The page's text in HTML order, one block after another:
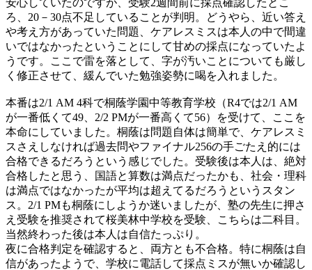
ろ、20－30点不足していることが判明。どうやら、近い答え
や考え方があっていた問題、ケアレスミスは本人の中で間違
いではなかったということにして甘めの採点になっていたよ
うです。ここで雷を落として、字が汚いことについても厳し
く修正させて、緩んでいた勉強姿勢に喝を入れました。
本番は2/1 AM 4科で桐蔭学園中等教育学校（R4では2/1 AM
が一番低くて49、2/2 PMが一番高くて56）を受けて、ここを
本命にしていました。桐蔭は問題自体は簡単で、ケアレスミ
スさえしなければ過去問やファイナル256の手ごたえ的には
合格できるだろうという感じでした。受験後は本人は、絶対
合格したと思う、国語と算数は満点だったかも、社会・理科
は満点ではなかったが平均は超えてるだろうというスタン
ス。2/1 PMも桐蔭にしようか迷いましたが、塾の先生に押さ
え受験を推奨されて桜美林中学校を受験、こちらは二科目。
当然終わった後は本人は自信たっぷり。
夜に合格判定を確認すると、両方とも不合格。特に桐蔭は自
信があったようで、学校に電話して採点ミスが無いか確認し